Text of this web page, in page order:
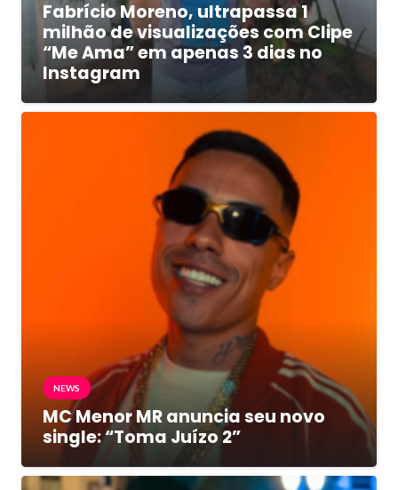
Fabrício Moreno, ultrapassa 1
milhão de visualizações com Clipe
“Me Ama” em apenas 3 dias no
Instagram
NEWS
MC Menor MR anuncia seu novo
single: “Toma Juízo 2”